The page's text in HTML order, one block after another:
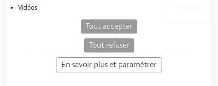
Vidéos
Tout accepter
Tout refuser
En savoir plus et paramétrer
Mentions légales
Politique de confidentialité
c-toucom web